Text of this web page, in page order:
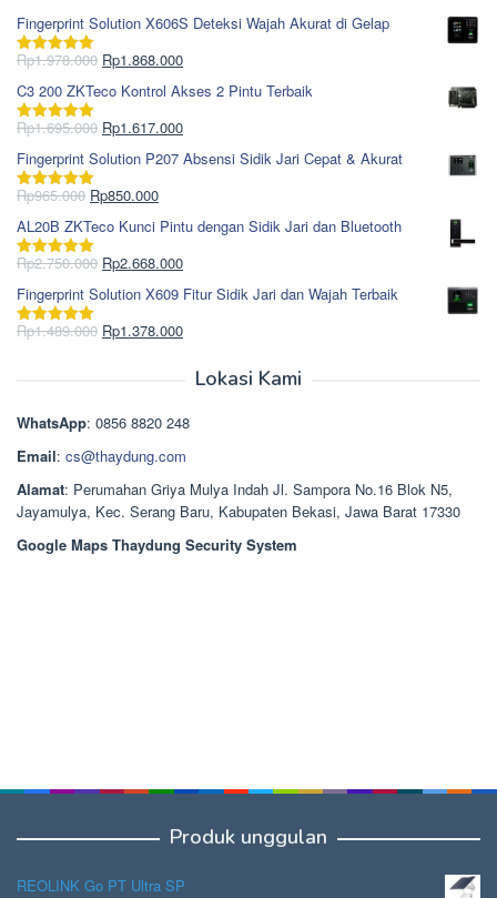
Fingerprint Solution X606S Deteksi Wajah Akurat di Gelap
Dinilai5.00
Rp1.978.000 Harga
aslinya
adalah:
Rp1.978.000.
Rp1.868.000Harga
saat
ini
adalah:
C3 200 ZKTeco Kontrol Akses 2 Pintu Terbaik
Dinilai5.00
Rp1.695.000 Harga
aslinya
adalah:
Rp1.695.000.
Rp1.617.000Harga
saat
ini
Fingerprint Solution P207 Absensi Sidik Jari Cepat & Akurat
Dinilai5.00
Rp965.000 Harga
aslinya
adalah:
Rp965.000.
Rp850.000Harga
saat
ini
adalah:
AL20B ZKTeco Kunci Pintu dengan Sidik Jari dan Bluetooth
Dinilai5.00
Rp2.750.000 Harga
aslinya
adalah:
Rp2.750.000.
Rp2.668.000Harga
saat
ini
adalah:
Fingerprint Solution X609 Fitur Sidik Jari dan Wajah Terbaik
Dinilai5.00
Rp1.489.000 Harga
Rp1.378.000Harga
Rp1.378.000.
Lokasi Kami
WhatsApp: 0856 8820 248
Email: cs@thaydung.com
Alamat: Perumahan Griya Mulya Indah Jl. Sampora No.16 Blok N5,
Jayamulya, Kec. Serang Baru, Kabupaten Bekasi, Jawa Barat 17330
Google Maps Thaydung Security System
Produk unggulan
REOLINK Go PT Ultra SP